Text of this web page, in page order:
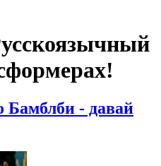
Бамблби - давай